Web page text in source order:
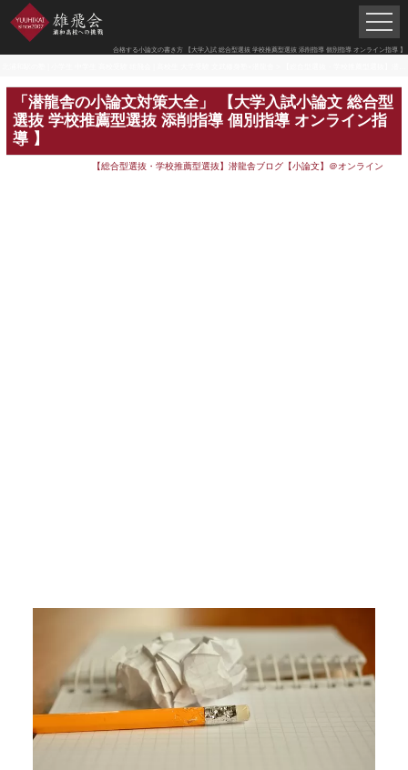
合格する小論文の書き方 【大学入試 総合型選抜 学校推薦型選抜 添削指導 個別指導 オンライン指導 】
「潜龍舎の小論文対策大全」 【大学入試小論文 総合型
選抜 学校推薦型選抜 添削指導 個別指導 オンライン指
導 】
【総合型選抜・学校推薦型選抜】潜龍舎ブログ【小論文】＠オンライン